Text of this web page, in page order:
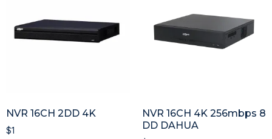
NVR 16CH 2DD 4K
$1
NVR 16CH 4K 256mbps 8
DD DAHUA